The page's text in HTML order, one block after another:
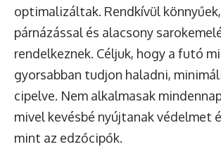
optimalizáltak. Rendkívül
párnázással és alacsony
rendelkeznek. Céljuk, hogy a futó
gyorsabban tudjon haladni,
cipelve. Nem alkalmasak
mivel kevésbé nyújtanak védelmet
mint az edzőcipők.